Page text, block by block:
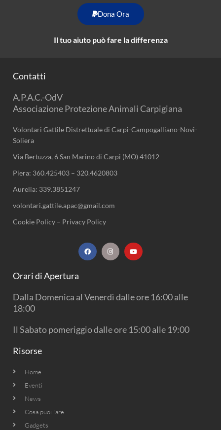
Dona Ora
Il tuo aiuto può fare la differenza
Contatti
A.P.A.C.-OdV
Associazione Protezione Animali Carpigiana
Volontari Gattile Distrettuale di Carpi-Campogalliano-Novi-
Soliera
Via Bertuzza, 6 San Marino di Carpi (MO) 41012
Piera: 360.425403 – 320.4620803
Aurelia: 339.3851247
volontari.gattile.apac@gmail.com
Cookie Policy – Privacy Policy
F
a
I
n
m
Y
o
Orari di Apertura
Dalla Domenica al Venerdì dalle ore 16:00 alle
18:00
Il Sabato pomeriggio dalle ore 15:00 alle 19:00
Risorse
Home
Eventi
News
Cosa puoi fare
Gadgets